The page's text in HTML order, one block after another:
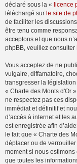
déclaré sous la « licence
téléchargé sur le site de
de faciliter les
être tenu comme
acceptons et que nous
phpBB, veuillez consulter
Vous acceptez de ne
vulgaire, diffamatoire,
transgresser la
« Charte des Monts d'Or
ne respectez pas ces
immédiat et définitif et
d’accès à internet et les
est enregistrée afin
le fait que « Charte des
déplacer ou de verrouiller
moment si nous estimons
que toutes les